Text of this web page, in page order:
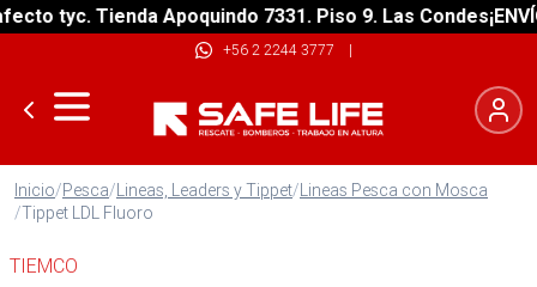
tyc. Tienda Apoquindo 7331. Piso 9. Las Condes¡ENVÍO
+56 2 2244 3777 |
Inicio/Pesca/Lineas, Leaders y Tippet/Lineas Pesca con Mosca
/Tippet LDL Fluoro
TIEMCO